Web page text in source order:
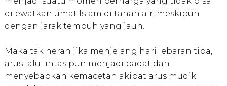
dilewatkan umat Islam di tanah air, meskipun
dengan jarak tempuh yang jauh.
Maka tak heran jika menjelang hari lebaran tiba,
arus lalu lintas pun menjadi padat dan
menyebabkan kemacetan akibat arus mudik.